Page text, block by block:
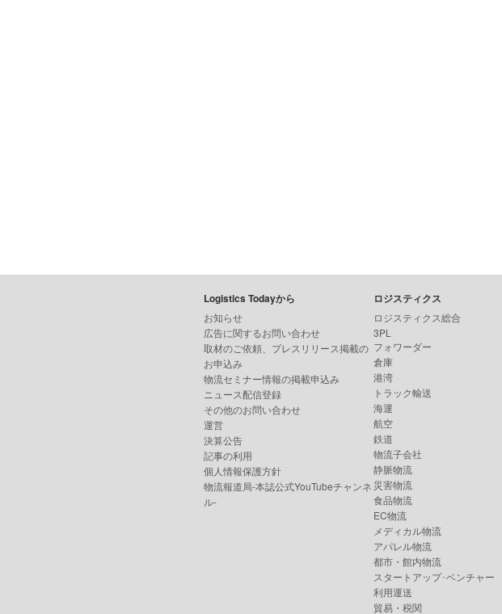
Logistics Todayから
お知らせ
広告に関するお問い合わせ
取材のご依頼、プレスリリース掲載の
お申込み
物流セミナー情報の掲載申込み
ニュース配信登録
その他のお問い合わせ
運営
決算公告
記事の利用
個人情報保護方針
物流報道局-本誌公式YouTubeチャンネ
ル-
ロジスティクス
ロジスティクス総合
3PL
フォワーダー
倉庫
港湾
トラック輸送
海運
航空
鉄道
物流子会社
静脈物流
災害物流
食品物流
EC物流
メディカル物流
アパレル物流
都市・館内物流
スタートアップ･ベンチャー
利用運送
貿易・税関